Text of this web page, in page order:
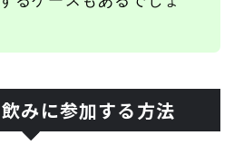
みに参加する方法